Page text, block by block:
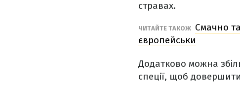
стравах.
ЧИТАЙТЕ ТАКОЖ Смачно
європейськи
Додатково можна
спеції, щоб